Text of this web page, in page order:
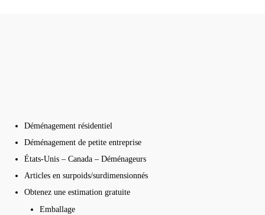
Déménagement résidentiel
Déménagement de petite entreprise
États-Unis – Canada – Déménageurs
Articles en surpoids/surdimensionnés
Obtenez une estimation gratuite
Emballage